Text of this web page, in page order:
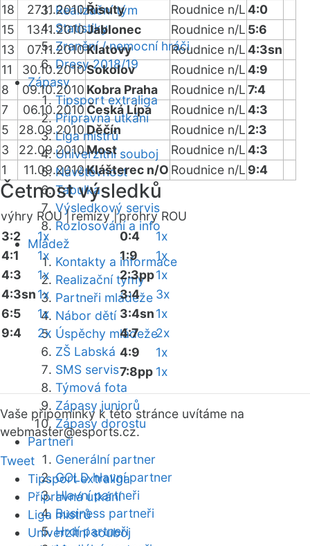
Realizační tým
Statistiky
Zranění / nemocní hráči
Dresy 2018/19
Zápasy
Tipsport extraliga
Přípravná utkání
Liga mistrů
Univerzitní souboj
Návštěvnost
Tabulka
Výsledkový servis
Rozlosování a info
Mládež
Kontakty a informace
Realizační týmy
Partneři mládeže
Nábor dětí
Úspěchy mládeže
ZŠ Labská
SMS servis
Týmová fota
Zápasy juniorů
Zápasy dorostu
Partneři
Generální partner
GOLD hlavní partner
Hlavní partneři
Business partneři
Hrdí partneři
18
27.11.2010Řisuty Roudnice n/L4:0
15
13.11.2010Jablonec Roudnice n/L 5:6
13
07.11.2010Klatovy Roudnice n/L4:3sn
11
30.10.2010Sokolov Roudnice n/L4:9
8
09.10.2010 Kobra Praha Roudnice n/L7:4
7
06.10.2010 Česká Lípa Roudnice n/L4:3
5
28.09.2010 Děčín Roudnice n/L 2:3
3
22.09.2010Most Roudnice n/L4:3
1
11.09.2010Klášterec n/O Roudnice n/L 9:4
Četnost výsledků
výhry ROU | remízy |prohry ROU
3:2
1x
4:1
1x
4:3
1x
4:3sn1x
6:5
1x
9:4
2x
0:4
1x
1:9
1x
2:3pp1x
3:4
3x
3:4sn1x
4:7
2x
4:9
1x
7:8pp 1x
Vaše připomínky k této stránce uvítáme na
webmaster@esports.cz.
Tweet
Tipsport extraliga
Přípravná utkání
Liga mistrů
Univerzitní souboj